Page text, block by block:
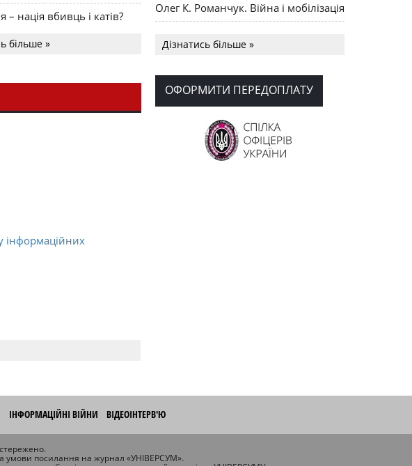
– нація вбивць і катів?
більше »
Олег К. Романчук. Війна і мобілізація
долучилися до найбільшої
День Вишиванки в Норт Порті
OPUS MAGNUM Олега К. Романчука
Дізнатись більше »
інформаційних
ОФОРМИТИ ПЕРЕДОПЛАТУ
ІНФОРМАЦІЙНІ ВІЙНИ ВІДЕОІНТЕРВ'Ю
умови посилання на журнал «УНІВЕРСУМ».